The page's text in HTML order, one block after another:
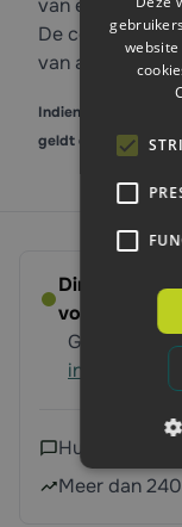
van een
De container is
van aluminium.
Indien er
geldt dit alleen bij
Direct
volgende
Gratis
informatie
Hulp nodig?
Meer dan